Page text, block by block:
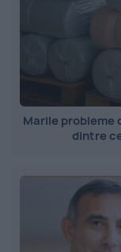
Marile
dintre